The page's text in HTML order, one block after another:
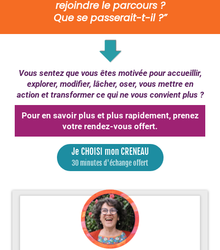
rejoindre le parcours ?
Que se passerait-t-il ?”
Vous sentez que vous êtes motivée pour accueillir,
explorer, modifier, lâcher, oser, vous mettre en
action et transformer ce qui ne vous convient plus ?
Pour en savoir plus et plus rapidement, prenez
votre rendez-vous offert.
Je CHOISI mon CRENEAU
30 minutes d'échange offert